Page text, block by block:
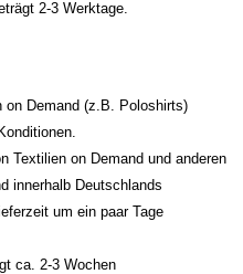
2-3 Werktage.
on Demand (z.B. Poloshirts)
Textilien on Demand und anderen
innerhalb Deutschlands
um ein paar Tage
ca. 2-3 Wochen